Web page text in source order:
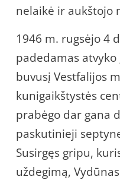
nelaikė ir aukštojo
1946 m. rugsėjo 4
padedamas
buvusį Vestfalijos
kunigaikštystės
prabėgo dar gana
paskutinieji
Susirgęs gripu,
uždegimą,